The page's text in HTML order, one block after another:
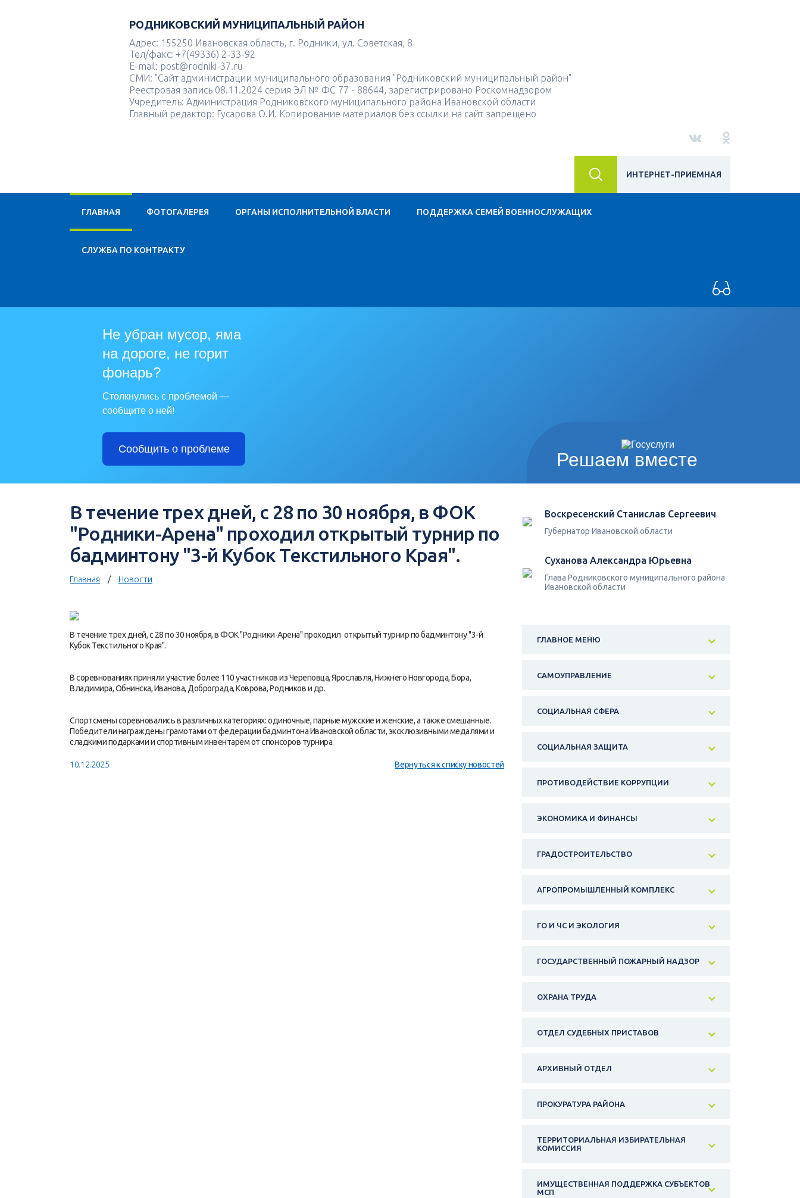
РОДНИКОВСКИЙ МУНИЦИПАЛЬНЫЙ РАЙОН
Адрес: 155250 Ивановская область, г. Родники, ул. Советская, 8
Тел/факс: +7(49336) 2-33-92
E-mail: post@rodniki-37.ru
СМИ: "Сайт администрации муниципального образования "Родниковский муниципальный район"
Реестровая запись 08.11.2024 серия ЭЛ № ФС 77 - 88644, зарегистрировано Роскомнадзором
Учредитель: Администрация Родниковского муниципального района Ивановской области
Главный редактор: Гусарова О.И. Копирование материалов без ссылки на сайт запрещено
ИНТЕРНЕТ-ПРИЕМНАЯ
ГЛАВНАЯ ФОТОГАЛЕРЕЯ ОРГАНЫ ИСПОЛНИТЕЛЬНОЙ ВЛАСТИ ПОДДЕРЖКА СЕМЕЙ ВОЕННОСЛУЖАЩИХ
CЛУЖБА ПО КОНТРАКТУ
Решаем вместе
Не убран мусор, яма
на дороге, не горит
фонарь?
Столкнулись с проблемой —
сообщите о ней!
Сообщить о проблеме
В течение трех дней, с 28 по 30 ноября, в ФОК
"Родники-Арена" проходил открытый турнир по
бадминтону "3-й Кубок Текстильного Края".
Главная Новости
В течение трех дней, с 28 по 30 ноября, в ФОК "Родники-Арена" проходил открытый турнир по бадминтону "3-й
Кубок Текстильного Края".
В соревнованиях приняли участие более 110 участников из Череповца, Ярославля, Нижнего Новгорода, Бора,
Владимира, Обнинска, Иванова, Доброграда, Коврова, Родников и др.
Спортсмены соревновались в различных категориях: одиночные, парные мужские и женские, а также смешанные.
Победители награждены грамотами от федерации бадминтона Ивановской области, эксклюзивными медалями и
сладкими подарками и спортивным инвентарем от спонсоров турнира.
10.12.2025 Вернуться к списку новостей
Воскресенский Станислав Сергеевич
Губернатор Ивановской области
Суханова Александра Юрьевна
Глава Родниковского муниципального района
Ивановской области
ГЛАВНОЕ МЕНЮ
САМОУПРАВЛЕНИЕ
СОЦИАЛЬНАЯ СФЕРА
СОЦИАЛЬНАЯ ЗАЩИТА
ПРОТИВОДЕЙСТВИЕ КОРРУПЦИИ
ЭКОНОМИКА И ФИНАНСЫ
ГРАДОСТРОИТЕЛЬСТВО
АГРОПРОМЫШЛЕННЫЙ КОМПЛЕКС
ГО И ЧС И ЭКОЛОГИЯ
ГОСУДАРСТВЕННЫЙ ПОЖАРНЫЙ НАДЗОР
ОХРАНА ТРУДА
ОТДЕЛ СУДЕБНЫХ ПРИСТАВОВ
АРХИВНЫЙ ОТДЕЛ
ПРОКУРАТУРА РАЙОНА
ТЕРРИТОРИАЛЬНАЯ ИЗБИРАТЕЛЬНАЯ
КОМИССИЯ
ИМУЩЕСТВЕННАЯ ПОДДЕРЖКА СУБЪЕКТОВ
МСП